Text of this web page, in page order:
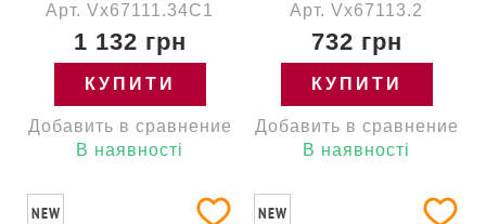
Арт. Vx67111.34C1
1 132 грн
КУПИТИ
Добавить в сравнение
В наявності
Арт. Vx67113.2
732 грн
КУПИТИ
Добавить в сравнение
В наявності
NEW NEW